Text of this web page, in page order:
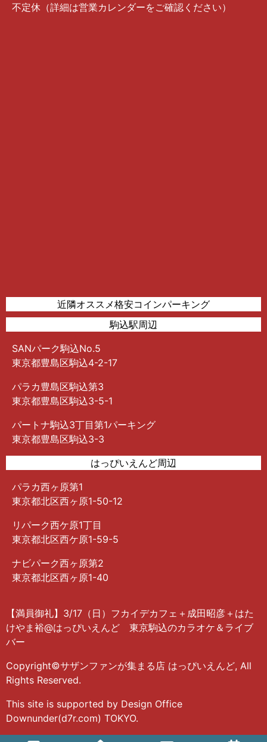
不定休（詳細は営業カレンダーをご確認ください）
近隣オススメ格安コインパーキング
駒込駅周辺
SANパーク駒込No.5
東京都豊島区駒込4-2-17
パラカ豊島区駒込第3
東京都豊島区駒込3-5-1
パートナ駒込3丁目第1パーキング
東京都豊島区駒込3-3
はっぴいえんど周辺
パラカ西ヶ原第1
東京都北区西ヶ原1-50-12
リパーク西ケ原1丁目
東京都北区西ケ原1-59-5
ナビパーク西ヶ原第2
東京都北区西ヶ原1-40
【満員御礼】3/17（日）フカイデカフェ＋成田昭彦＋はた
けやま裕@はっぴいえんど 東京駒込のカラオケ＆ライブ
バー
Copyright©サザンファンが集まる店 はっぴいえんど, All
Rights Reserved.
This site is supported by Design Office
Downunder(d7r.com) TOKYO.